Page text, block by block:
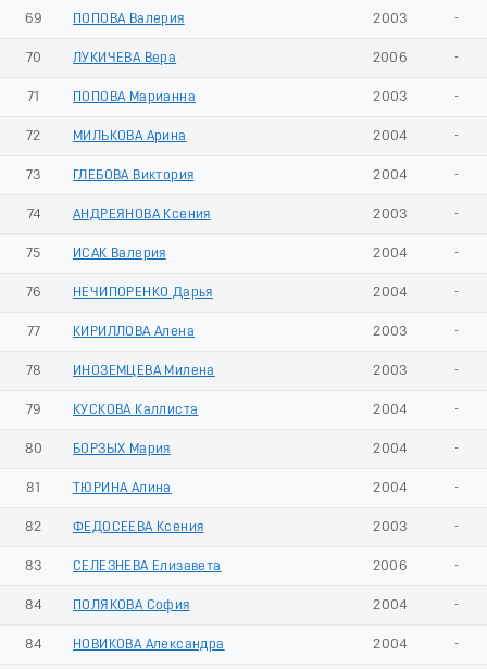
69 ПОПОВА Валерия 2003 -
70 ЛУКИЧЕВА Вера 2006 -
71 ПОПОВА Марианна 2003 -
72 МИЛЬКОВА Арина 2004 -
73 ГЛЕБОВА Виктория 2004 -
74 АНДРЕЯНОВА Ксения 2003 -
75 ИСАК Валерия 2004 -
76 НЕЧИПОРЕНКО Дарья 2004 -
77 КИРИЛЛОВА Алена 2003 -
78 ИНОЗЕМЦЕВА Милена 2003 -
79 КУСКОВА Каллиста 2004 -
80 БОРЗЫХ Мария 2004 -
81 ТЮРИНА Алина 2004 -
82 ФЕДОСЕЕВА Ксения 2003 -
83 СЕЛЕЗНЕВА Елизавета 2006 -
84 ПОЛЯКОВА София 2004 -
84 НОВИКОВА Александра 2004 -